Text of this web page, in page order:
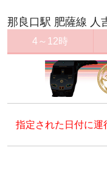
那良口駅 肥薩線 人
4～12時
指定された日付に運